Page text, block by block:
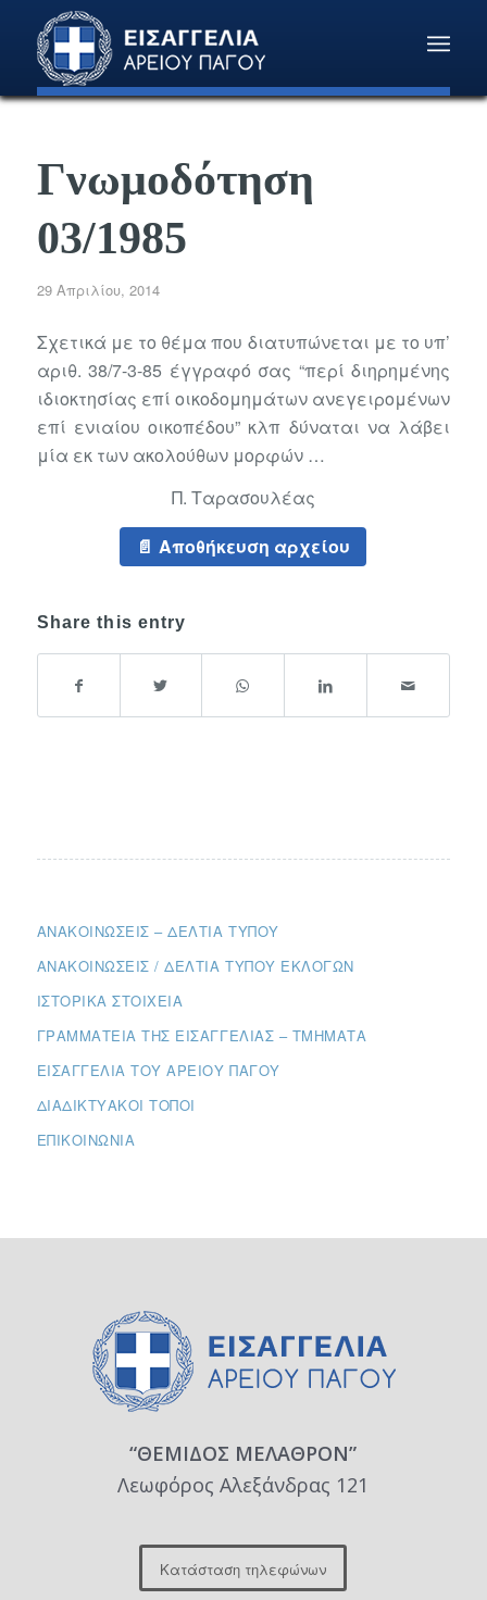
Γνωμοδότηση
03/1985
29 Απριλίου, 2014
Σχετικά με το θέμα που διατυπώνεται με το υπ’
αριθ. 38/7-3-85 έγγραφό σας “περί διηρημένης
ιδιοκτησίας επί οικοδομημάτων ανεγειρομένων
επί ενιαίου οικοπέδου” κλπ δύναται να λάβει
μία εκ των ακολούθων μορφών …
Π. Ταρασουλέας
Αποθήκευση αρχείου
Share this entry
ΑΝΑΚΟΙΝΏΣΕΙΣ – ΔΕΛΤΊΑ ΤΎΠΟΥ
ΑΝΑΚΟΙΝΏΣΕΙΣ / ΔΕΛΤΊΑ ΤΎΠΟΥ ΕΚΛΟΓΏΝ
ΙΣΤΟΡΙΚΆ ΣΤΟΙΧΕΊΑ
ΓΡΑΜΜΑΤΕΊΑ ΤΗΣ ΕΙΣΑΓΓΕΛΊΑΣ – ΤΜΉΜΑΤΑ
ΕΙΣΑΓΓΕΛΊΑ ΤΟΥ ΑΡΕΊΟΥ ΠΆΓΟΥ
ΔΙΑΔΙΚΤΥΑΚΟΊ ΤΌΠΟΙ
ΕΠΙΚΟΙΝΩΝΊΑ
“ΘΕΜΙΔΟΣ ΜΕΛΑΘΡΟΝ”
Λεωφόρος Αλεξάνδρας 121
Κατάσταση τηλεφώνων